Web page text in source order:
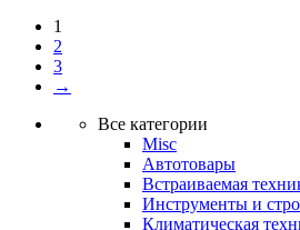
1
2
3
→
Все категории
Misc
Автотовары
Встраиваемая
Инструменты и
Климатическая